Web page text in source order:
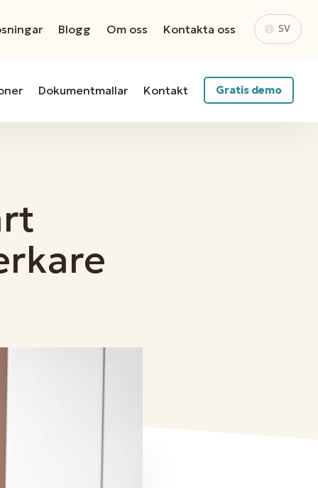
Blogg Om oss Kontakta oss SV
Dokumentmallar Kontakt Gratis demo